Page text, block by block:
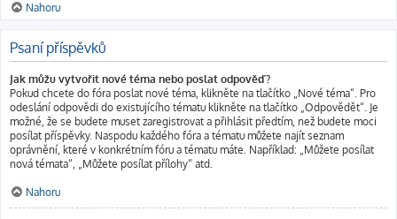
Nahoru
Psaní příspěvků
Jak můžu vytvořit nové téma nebo poslat odpověď?
Pokud chcete do fóra poslat nové téma, klikněte na tlačítko „Nové téma“. Pro
odeslání odpovědi do existujícího tématu klikněte na tlačítko „Odpovědět“. Je
možné, že se budete muset zaregistrovat a přihlásit předtím, než budete moci
posílat příspěvky. Naspodu každého fóra a tématu můžete najít seznam
oprávnění, které v konkrétním fóru a tématu máte. Například: „Můžete posílat
nová témata“, „Můžete posílat přílohy“ atd.
Nahoru